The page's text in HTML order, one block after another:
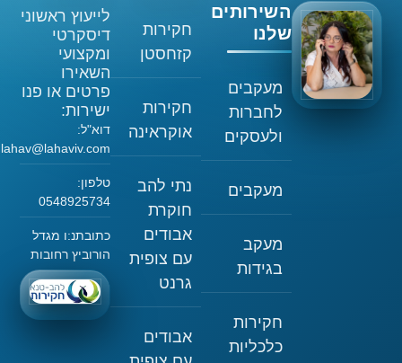
חקירות
קזחסטן
חקירות
אוקראינה
נתי להב
חוקרת
אבודים
עם צופית
גרנט
אבודים
השירותים
שלנו
מעקבים
לחברות
ולעסקים
מעקבים
מעקב
בגידות
חקירות
כלכליות
לייעוץ ראשוני
דיסקרטי
ומקצועי
השאירו
פרטים או פנו
ישירות:
דוא"ל:
lahav@lahaviv.com
טלפון:
0548925734
כתובתנ:ו מגדל
הורוביץ רחובות